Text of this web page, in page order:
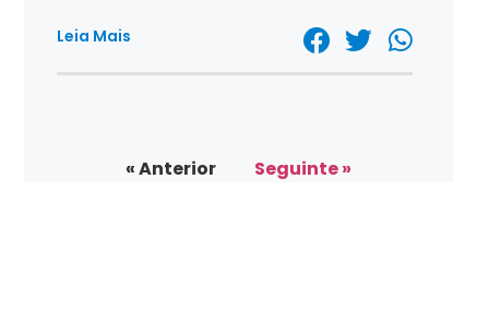
Leia Mais
« Anterior Seguinte »